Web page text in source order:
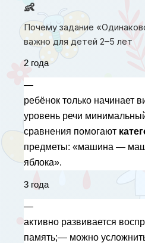
👶
Почему задание
важно для детей 2–5 лет
2 года
—
ребёнок только начинает
уровень речи
сравнения помогают
предметы: «машина —
яблока».
3 года
—
активно развивается
память;— можно